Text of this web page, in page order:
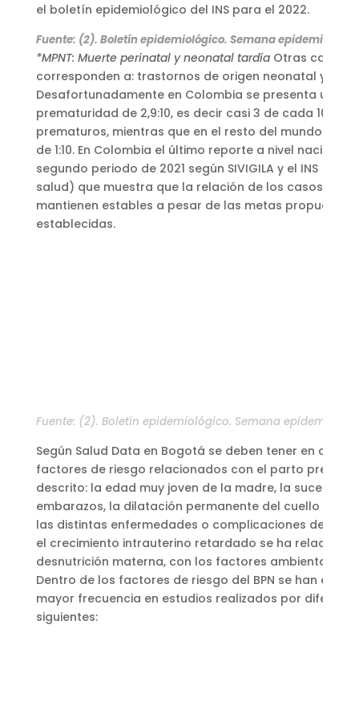
el boletín epidemiológico del INS para el 2022.
Fuente: (2). Boletín epidemiológico. Semana
*MPNT: Muerte perinatal y neonatal tardía Otras causas
corresponden a: trastornos de origen neonatal y
Desafortunadamente en Colombia se presenta una
prematuridad de 2,9:10, es decir casi 3 de cada 10
prematuros, mientras que en el resto del mundo esta
de 1:10. En Colombia el último reporte a nivel nacional
segundo periodo de 2021 según SIVIGILA y el INS
salud) que muestra que la relación de los casos de
mantienen estables a pesar de las metas
establecidas.
Fuente: (2). Boletín epidemiológico. Semana
Según Salud Data en Bogotá se deben tener en
factores de riesgo relacionados con el parto pre-
descrito: la edad muy joven de la madre, la sucesión
embarazos, la dilatación permanente del cuello
las distintas enfermedades o complicaciones del
el crecimiento intrauterino retardado se ha
desnutrición materna, con los factores ambientales y
Dentro de los factores de riesgo del BPN se han
mayor frecuencia en estudios realizados por
siguientes: